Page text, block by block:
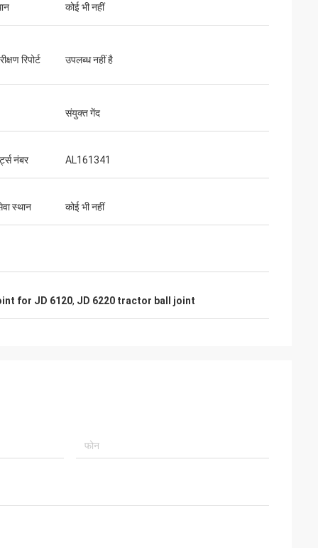
कोई भी नहीं
रिपोर्ट उपलब्ध नहीं है
संयुक्त गेंद
नंबर AL161341
स्थान कोई भी नहीं
for JD 6120, JD 6220 tractor ball joint